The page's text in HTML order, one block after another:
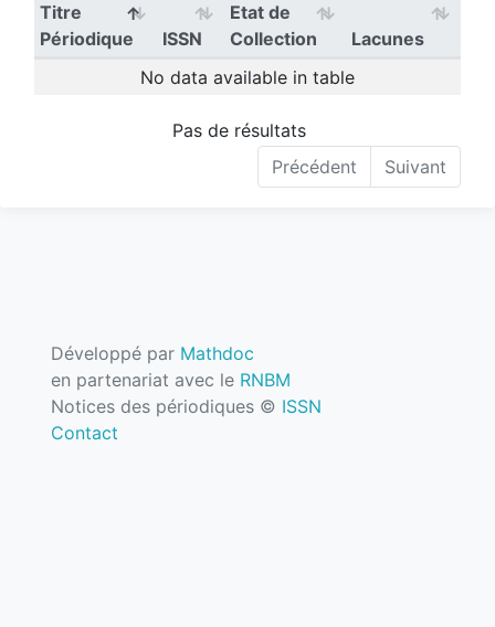
Titre
Périodique
ISSN
Etat de
Collection
Lacunes
No data available in table
Pas de résultats
Précédent
Suivant
Développé par Mathdoc
en partenariat avec le RNBM
Notices des périodiques © ISSN
Contact